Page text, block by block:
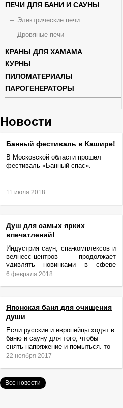
ПЕЧИ ДЛЯ БАНИ И САУНЫ
Электрические печи
Дровяные печи
КРАНЫ ДЛЯ ХАМАМА
КУРНЫ
ПИЛОМАТЕРИАЛЫ
ПАРОГЕНЕРАТОРЫ
Новости
Банный фестиваль в Кашире!
В Московской области прошел
фестиваль «Банный спас».
11 июля 2018
Душ для самых ярких
впечатлений!
Индустрия саун, спа-комплексов и
велнесс-центров продолжает
удивлять новинками в сфере
релаксации и ухода за телом.
6 февраля 2018
Японская баня для очищения
души
Если русские и европейцы ходят в
баню и сауну для того, чтобы
снять напряжение и помыться, то
жители Японии идут туда за
22 ноября 2017
Все новости